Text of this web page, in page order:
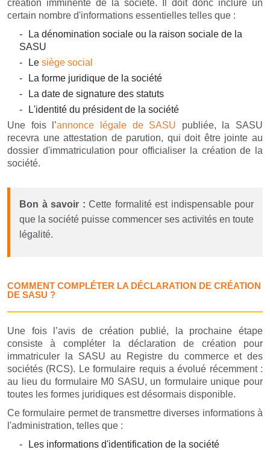
création imminente de la société. Il doit donc inclure un
certain nombre d'informations essentielles telles que :
La dénomination sociale ou la raison sociale de la
SASU
Le siège social
La forme juridique de la société
La date de signature des statuts
L'identité du président de la société
Une fois l’annonce légale de SASU publiée, la SASU
recevra une attestation de parution, qui doit être jointe au
dossier d'immatriculation pour officialiser la création de la
société.
Bon à savoir : Cette formalité est indispensable pour
que la société puisse commencer ses activités en toute
légalité.
COMMENT COMPLÉTER LA DÉCLARATION DE CRÉATION
DE SASU ?
Une fois l’avis de création publié, la prochaine étape
consiste à compléter la déclaration de création pour
immatriculer la SASU au Registre du commerce et des
sociétés (RCS). Le formulaire requis a évolué récemment :
au lieu du formulaire M0 SASU, un formulaire unique pour
toutes les formes juridiques est désormais disponible.
Ce formulaire permet de transmettre diverses informations à
l'administration, telles que :
Les informations d'identification de la société